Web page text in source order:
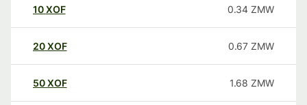
10XOF 0.34 ZMW
20XOF 0.67 ZMW
50XOF 1.68 ZMW